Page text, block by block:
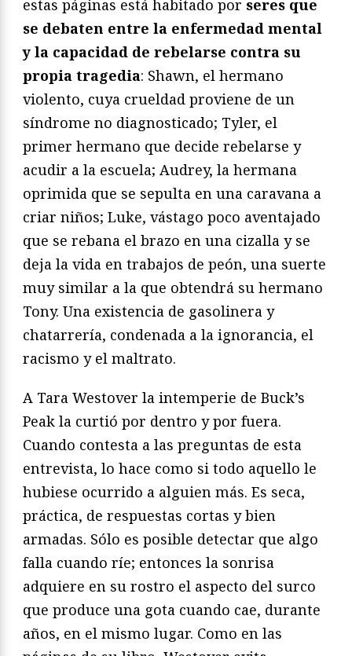
estas páginas está habitado por seres que
se debaten entre la enfermedad mental
y la capacidad de rebelarse contra su
propia tragedia: Shawn, el hermano
violento, cuya crueldad proviene de un
síndrome no diagnosticado; Tyler, el
primer hermano que decide rebelarse y
acudir a la escuela; Audrey, la hermana
oprimida que se sepulta en una caravana a
criar niños; Luke, vástago poco aventajado
que se rebana el brazo en una cizalla y se
deja la vida en trabajos de peón, una suerte
muy similar a la que obtendrá su hermano
Tony. Una existencia de gasolinera y
chatarrería, condenada a la ignorancia, el
racismo y el maltrato.
A Tara Westover la intemperie de Buck’s
Peak la curtió por dentro y por fuera.
Cuando contesta a las preguntas de esta
entrevista, lo hace como si todo aquello le
hubiese ocurrido a alguien más. Es seca,
práctica, de respuestas cortas y bien
armadas. Sólo es posible detectar que algo
falla cuando ríe; entonces la sonrisa
adquiere en su rostro el aspecto del surco
que produce una gota cuando cae, durante
años, en el mismo lugar. Como en las